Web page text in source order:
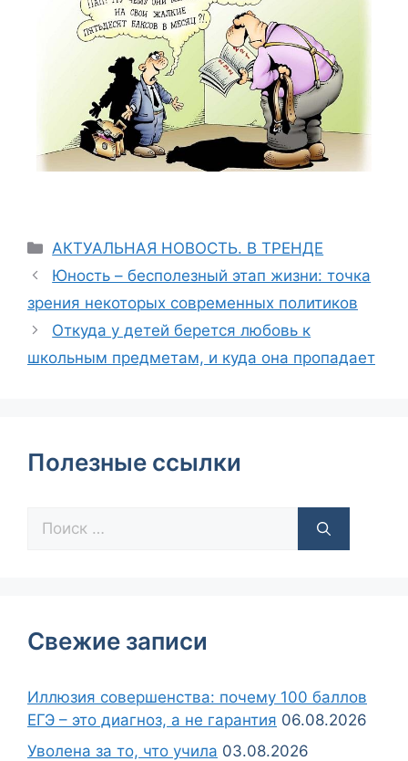
АКТУАЛЬНАЯ НОВОСТЬ. В ТРЕНДЕ
Юность – бесполезный этап жизни: точка
зрения некоторых современных политиков
Откуда у детей берется любовь к
школьным предметам, и куда она пропадает
Полезные ссылки
Свежие записи
Иллюзия совершенства: почему 100 баллов
ЕГЭ – это диагноз, а не гарантия 06.08.2026
Уволена за то, что учила 03.08.2026